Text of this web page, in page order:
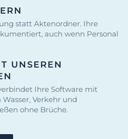
statt Aktenordner. Ihre
auch wenn Personal
UNSEREN
Ihre Software mit
Verkehr und
ohne Brüche.